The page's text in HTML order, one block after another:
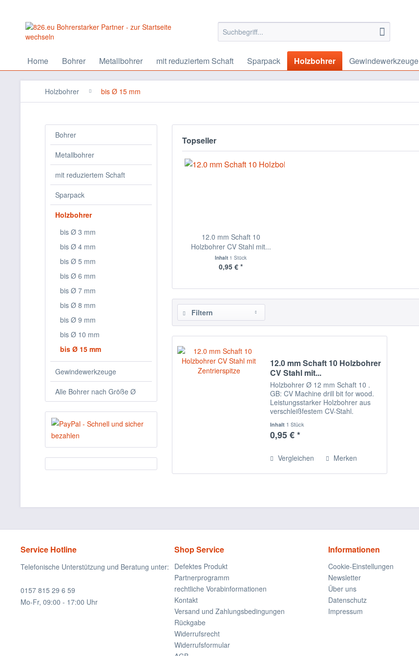
Home Bohrer Metallbohrer mit reduziertem Schaft Sparpack Holzbohrer Gewindewerkzeuge
Holzbohrer bis Ø 15 mm
Bohrer
Metallbohrer
mit reduziertem Schaft
Sparpack
Holzbohrer
bis Ø 3 mm
bis Ø 4 mm
bis Ø 5 mm
bis Ø 6 mm
bis Ø 7 mm
bis Ø 8 mm
bis Ø 9 mm
bis Ø 10 mm
bis Ø 15 mm
Gewindewerkzeuge
Alle Bohrer nach Größe Ø
Topseller
12.0 mm Schaft 10
Holzbohrer CV Stahl mit...
Inhalt 1 Stück
0,95 € *
Filtern
12.0 mm Schaft 10 Holzbohrer
CV Stahl mit...
Holzbohrer Ø 12 mm Schaft 10 .
GB: CV Machine drill bit for wood.
Leistungsstarker Holzbohrer aus
verschleißfestem CV-Stahl.
Zentrierspitze. Exakte und
splitterfreie Bohrungen durch
Inhalt 1 Stück
0,95 € *
Vergleichen Merken
Service Hotline
Telefonische Unterstützung und Beratung unter:
0157 815 29 6 59
Mo-Fr, 09:00 - 17:00 Uhr
Shop Service
Defektes Produkt
Partnerprogramm
rechtliche Vorabinformationen
Kontakt
Versand und Zahlungsbedingungen
Rückgabe
Widerrufsrecht
Widerrufsformular
Informationen
Cookie-Einstellungen
Newsletter
Über uns
Datenschutz
Impressum